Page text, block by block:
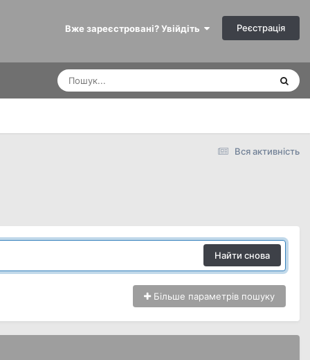
Вже зареєстровані? Увійдіть Реєстрація
Вся активність
Найти снова
Більше параметрів пошуку